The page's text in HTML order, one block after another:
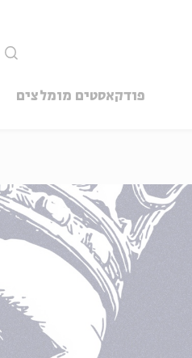
פודקאסטים מומלצים